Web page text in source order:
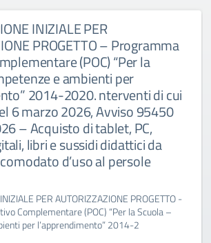
INIZIALE PER
PROGETTO – Programma
(POC) “Per la
e ambienti per
2014-2020. nterventi di cui
6 marzo 2026, Avviso 95450
– Acquisto di tablet, PC,
libri e sussidi didattici da
d’uso al persole
PER AUTORIZZAZIONE PROGETTO -
Complementare (POC) “Per la Scuola –
per l’apprendimento” 2014-2